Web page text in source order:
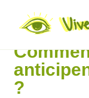
Actu-sciences
?